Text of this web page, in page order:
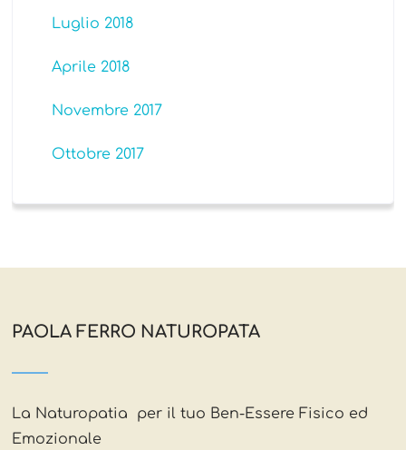
Luglio 2018
Aprile 2018
Novembre 2017
Ottobre 2017
PAOLA FERRO NATUROPATA
La Naturopatia per il tuo Ben-Essere Fisico ed
Emozionale